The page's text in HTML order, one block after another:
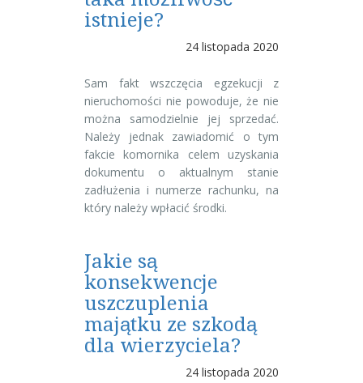
istnieje?
24 listopada 2020
Sam fakt wszczęcia egzekucji z
nieruchomości nie powoduje, że nie
można samodzielnie jej sprzedać.
Należy jednak zawiadomić o tym
fakcie komornika celem uzyskania
dokumentu o aktualnym stanie
zadłużenia i numerze rachunku, na
który należy wpłacić środki.
Jakie są
konsekwencje
uszczuplenia
majątku ze szkodą
dla wierzyciela?
24 listopada 2020